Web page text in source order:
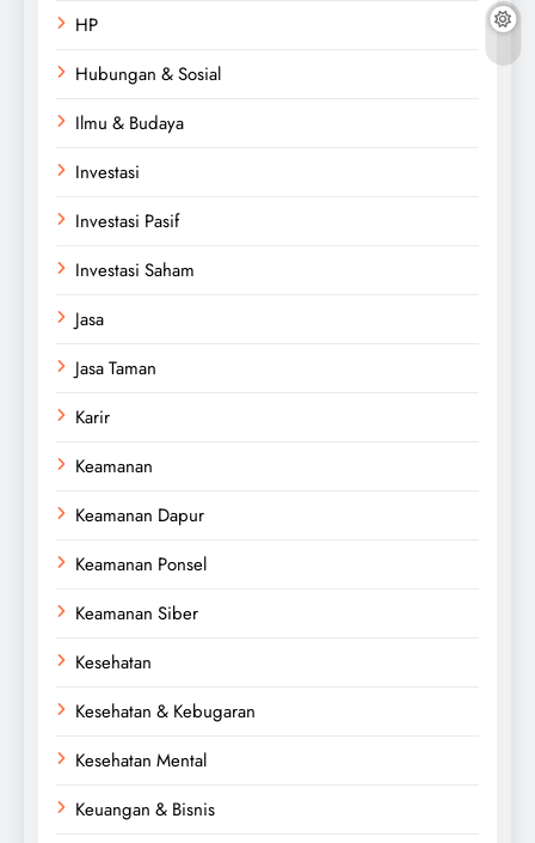
HP
Hubungan & Sosial
Ilmu & Budaya
Investasi
Investasi Pasif
Investasi Saham
Jasa
Jasa Taman
Karir
Keamanan
Keamanan Dapur
Keamanan Ponsel
Keamanan Siber
Kesehatan
Kesehatan & Kebugaran
Kesehatan Mental
Keuangan & Bisnis